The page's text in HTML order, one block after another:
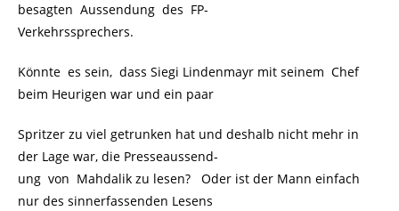
besagten Aussendung des FP-
Verkehrssprechers.
Könnte es sein, dass Siegi Lindenmayr mit seinem Chef
beim Heurigen war und ein paar
Spritzer zu viel getrunken hat und deshalb nicht mehr in
der Lage war, die Presseaussend-
ung von Mahdalik zu lesen? Oder ist der Mann einfach
nur des sinnerfassenden Lesens